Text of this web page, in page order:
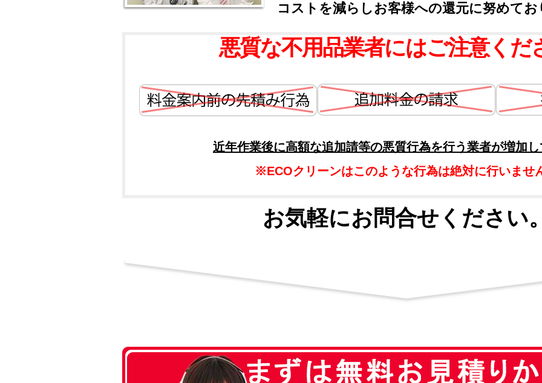
コストを減らしお客様への還元に努めてお
悪質な不用品業者にはご注意くだ
近年作業後に高額な追加請等の悪質行為を行う業者が増加
※ECOクリーンはこのような行為は絶対に行いませ
お気軽にお問合せください